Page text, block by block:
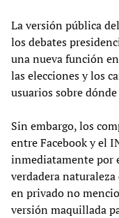
La versión pública
los debates
una nueva función
las elecciones y los
usuarios sobre
Sin embargo, los
entre Facebook y el
inmediatamente por
verdadera
en privado no
versión maquillada